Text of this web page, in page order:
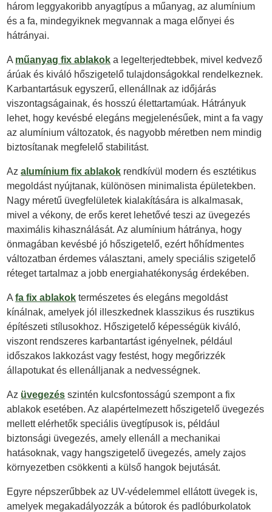
három leggyakoribb anyagtípus a műanyag, az alumínium
és a fa, mindegyiknek megvannak a maga előnyei és
hátrányai.
A műanyag fix ablakok a legelterjedtebbek, mivel kedvező
árúak és kiváló hőszigetelő tulajdonságokkal rendelkeznek.
Karbantartásuk egyszerű, ellenállnak az időjárás
viszontagságainak, és hosszú élettartamúak. Hátrányuk
lehet, hogy kevésbé elegáns megjelenésűek, mint a fa vagy
az alumínium változatok, és nagyobb méretben nem mindig
biztosítanak megfelelő stabilitást.
Azalumínium fix ablakok rendkívül modern és esztétikus
megoldást nyújtanak, különösen minimalista épületekben.
Nagy méretű üvegfelületek kialakítására is alkalmasak,
mivel a vékony, de erős keret lehetővé teszi az üvegezés
maximális kihasználását. Az alumínium hátránya, hogy
önmagában kevésbé jó hőszigetelő, ezért hőhídmentes
változatban érdemes választani, amely speciális szigetelő
réteget tartalmaz a jobb energiahatékonyság érdekében.
Afa fix ablakok természetes és elegáns megoldást
kínálnak, amelyek jól illeszkednek klasszikus és rusztikus
építészeti stílusokhoz. Hőszigetelő képességük kiváló,
viszont rendszeres karbantartást igényelnek, például
időszakos lakkozást vagy festést, hogy megőrizzék
állapotukat és ellenálljanak a nedvességnek.
Az üvegezés szintén kulcsfontosságú szempont a fix
ablakok esetében. Az alapértelmezett hőszigetelő üvegezés
mellett elérhetők speciális üvegtípusok is, például
biztonsági üvegezés, amely ellenáll a mechanikai
hatásoknak, vagy hangszigetelő üvegezés, amely zajos
környezetben csökkenti a külső hangok bejutását.
Egyre népszerűbbek az UV-védelemmel ellátott üvegek is,
amelyek megakadályozzák a bútorok és padlóburkolatok